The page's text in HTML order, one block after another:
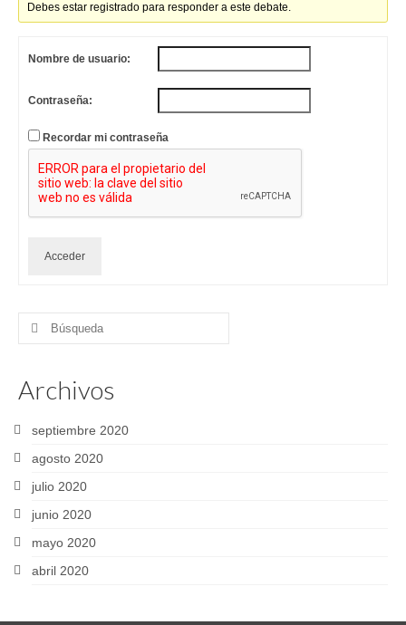
Debes estar registrado para responder a este debate.
Nombre de usuario:
Contraseña:
Recordar mi contraseña
Acceder
Buscar
Archivos
septiembre 2020
agosto 2020
julio 2020
junio 2020
mayo 2020
abril 2020